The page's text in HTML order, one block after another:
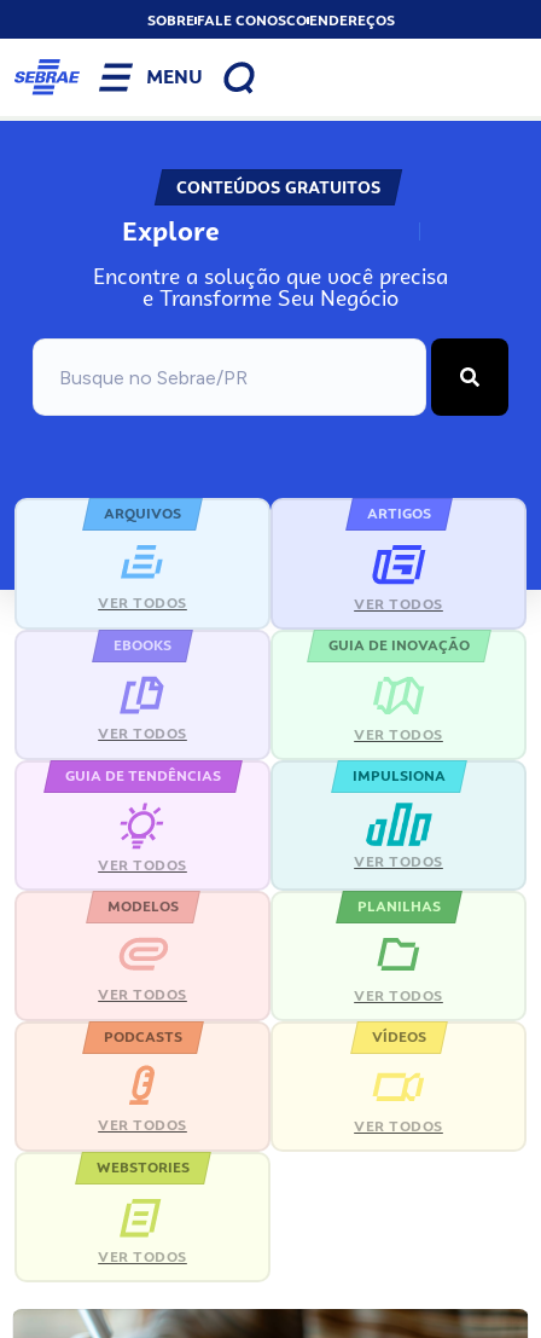
SOBREFALE CONOSCOENDEREÇOS
MENU
CONTEÚDOS GRATUITOS
Explore N
Encontre a solução que você precisa
e Transforme Seu Negócio
ARQUIVOS
VER TODOS
ARTIGOS
VER TODOS
EBOOKS
VER TODOS
GUIA DE INOVAÇÃO
VER TODOS
GUIA DE TENDÊNCIAS
VER TODOS
IMPULSIONA
VER TODOS
MODELOS
VER TODOS
PLANILHAS
VER TODOS
PODCASTS
VER TODOS
VÍDEOS
VER TODOS
WEBSTORIES
VER TODOS